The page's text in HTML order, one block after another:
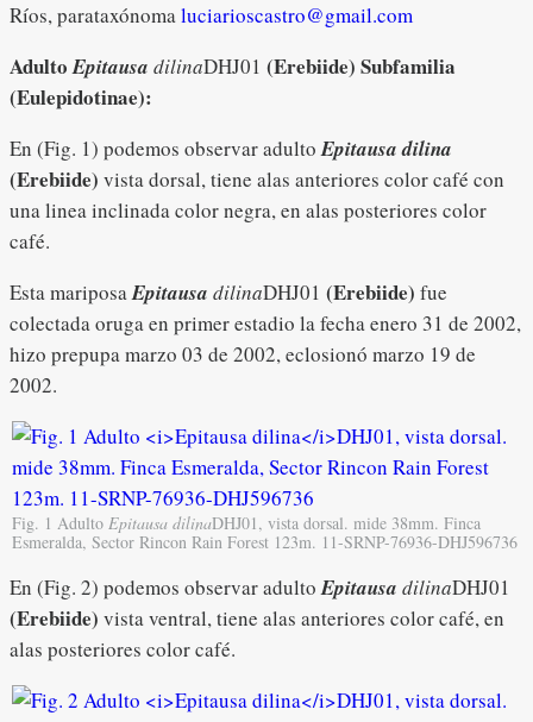
Ríos, parataxónomaluciarioscastro@gmail.com
AdultoEpitausa dilinaDHJ01 (Erebiide) Subfamilia
(Eulepidotinae):
En (Fig. 1) podemos observar adultoEpitausa dilina
(Erebiide) vista dorsal, tiene alas anteriores color café con
una linea inclinada color negra, en alas posteriores color
café.
Esta mariposaEpitausa dilinaDHJ01 (Erebiide) fue
colectada oruga en primer estadio la fecha enero 31 de 2002,
hizo prepupa marzo 03 de 2002, eclosionó marzo 19 de
2002.
Fig. 1 Adulto Epitausa dilinaDHJ01, vista dorsal. mide 38mm. Finca
Esmeralda, Sector Rincon Rain Forest 123m. 11-SRNP-76936-DHJ596736
En (Fig. 2) podemos observar adultoEpitausa dilinaDHJ01
(Erebiide) vista ventral, tiene alas anteriores color café, en
alas posteriores color café.